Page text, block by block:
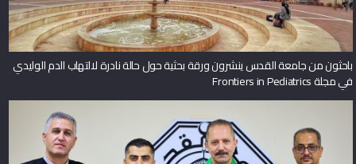
باحثون من جامعة القدس ينشرون ورقة بحثية حول حالة نادرة لالتهاب الدم الوليدي
في مجلة Frontiers in Pediatrics